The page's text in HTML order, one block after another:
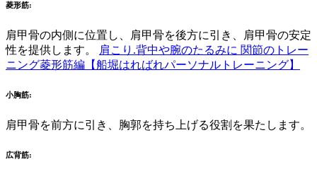
菱形筋:
肩甲骨の内側に位置し、肩甲骨を後方に引き、肩甲骨の安定
性を提供します。
肩こり.背中や腕のたるみに 関節のトレー
ニング菱形筋編【船堀はればれパーソナルトレーニング】
小胸筋:
肩甲骨を前方に引き、胸郭を持ち上げる役割を果たします。
広背筋: